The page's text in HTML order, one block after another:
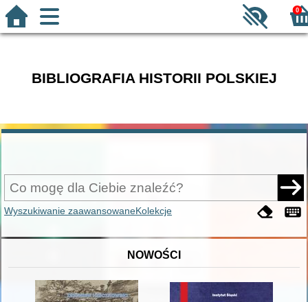
0
BIBLIOGRAFIA HISTORII POLSKIEJ
Wyszukiwanie zaawansowaneKolekcje
NOWOŚCI